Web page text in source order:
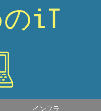
インフラ